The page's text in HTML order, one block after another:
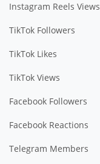
Instagram Reels Views
TikTok Followers
TikTok Likes
TikTok Views
Facebook Followers
Facebook Reactions
Telegram Members